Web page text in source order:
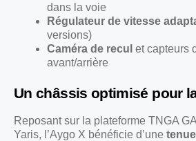
dans la voie
Régulateur de vitesse
versions)
Caméra de recul et capteurs
avant/arrière
Un châssis optimisé pour
Reposant sur la plateforme TNGA
Yaris, l’Aygo X bénéficie d’une